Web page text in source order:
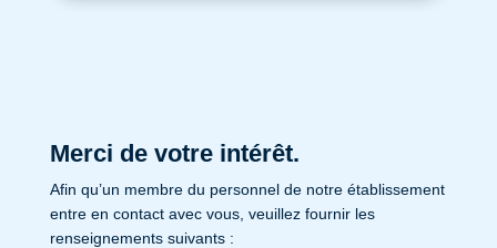
Merci de votre intérêt.
Afin qu’un membre du personnel de notre établissement
entre en contact avec vous, veuillez fournir les
renseignements suivants :